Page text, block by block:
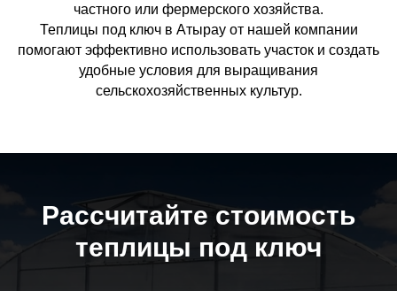
частного или фермерского хозяйства.
Теплицы под ключ в Атырау от нашей компании
помогают эффективно использовать участок и создать
удобные условия для выращивания
сельскохозяйственных культур.
Расcчитайте стоимость
теплицы под ключ